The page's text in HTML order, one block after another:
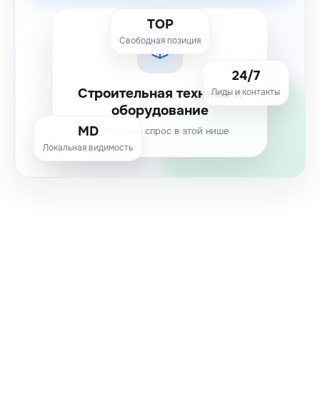
Строительная техника и
оборудование
Свободный спрос в этой нише
TOP
Свободная позиция
24/7
Лиды и контакты
MD
Локальная видимость